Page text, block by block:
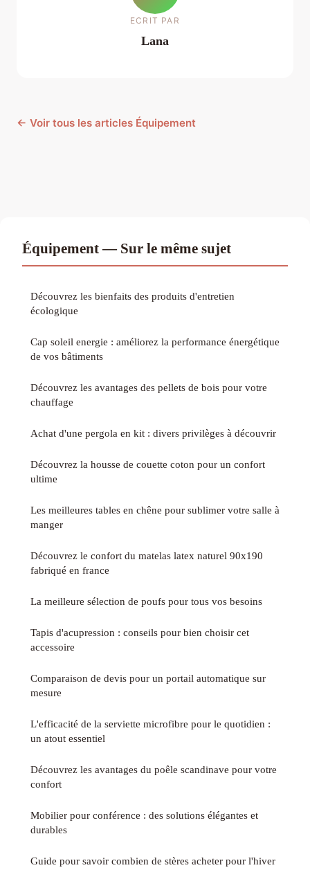
ECRIT PAR
Lana
← Voir tous les articles Équipement
Équipement — Sur le même sujet
Découvrez les bienfaits des produits d'entretien
écologique
Cap soleil energie : améliorez la performance énergétique
de vos bâtiments
Découvrez les avantages des pellets de bois pour votre
chauffage
Achat d'une pergola en kit : divers privilèges à découvrir
Découvrez la housse de couette coton pour un confort
ultime
Les meilleures tables en chêne pour sublimer votre salle à
manger
Découvrez le confort du matelas latex naturel 90x190
fabriqué en france
La meilleure sélection de poufs pour tous vos besoins
Tapis d'acupression : conseils pour bien choisir cet
accessoire
Comparaison de devis pour un portail automatique sur
mesure
L'efficacité de la serviette microfibre pour le quotidien :
un atout essentiel
Découvrez les avantages du poêle scandinave pour votre
confort
Mobilier pour conférence : des solutions élégantes et
durables
Guide pour savoir combien de stères acheter pour l'hiver